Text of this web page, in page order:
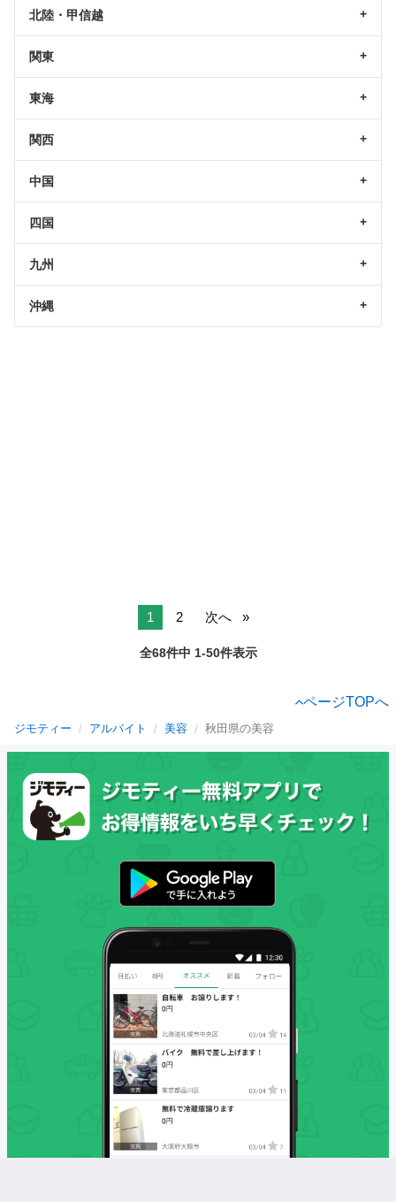
北陸・甲信越
関東
東海
関西
中国
四国
九州
沖縄
1 2 次へ
全68件中 1-50件表示
ページTOPへ
ジモティー アルバイト 美容 秋田県の美容